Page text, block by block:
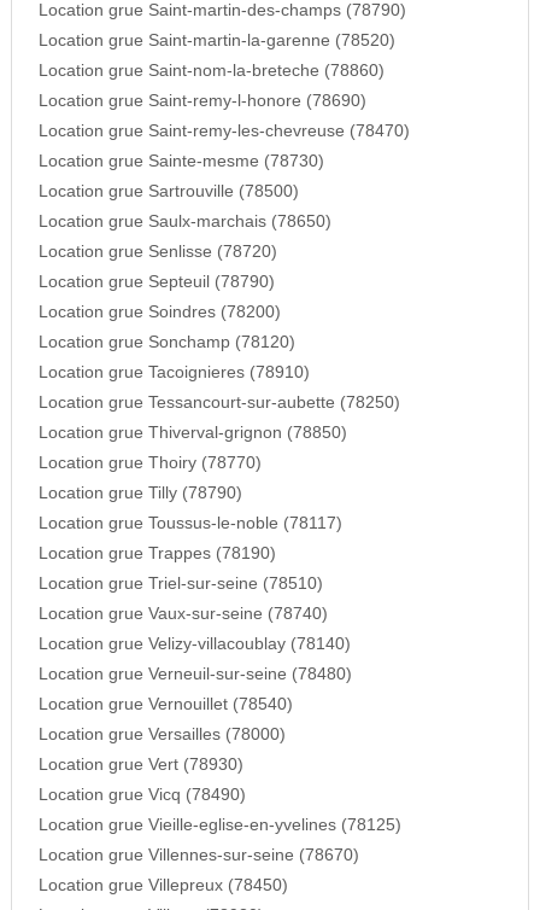
Location grue Saint-martin-des-champs (78790)
Location grue Saint-martin-la-garenne (78520)
Location grue Saint-nom-la-breteche (78860)
Location grue Saint-remy-l-honore (78690)
Location grue Saint-remy-les-chevreuse (78470)
Location grue Sainte-mesme (78730)
Location grue Sartrouville (78500)
Location grue Saulx-marchais (78650)
Location grue Senlisse (78720)
Location grue Septeuil (78790)
Location grue Soindres (78200)
Location grue Sonchamp (78120)
Location grue Tacoignieres (78910)
Location grue Tessancourt-sur-aubette (78250)
Location grue Thiverval-grignon (78850)
Location grue Thoiry (78770)
Location grue Tilly (78790)
Location grue Toussus-le-noble (78117)
Location grue Trappes (78190)
Location grue Triel-sur-seine (78510)
Location grue Vaux-sur-seine (78740)
Location grue Velizy-villacoublay (78140)
Location grue Verneuil-sur-seine (78480)
Location grue Vernouillet (78540)
Location grue Versailles (78000)
Location grue Vert (78930)
Location grue Vicq (78490)
Location grue Vieille-eglise-en-yvelines (78125)
Location grue Villennes-sur-seine (78670)
Location grue Villepreux (78450)